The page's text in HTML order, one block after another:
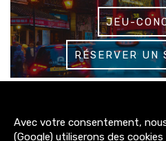
JEU-
RÉSERVER UN
3200+
abonnés
Avec votre consentement,
(Google) utiliserons des